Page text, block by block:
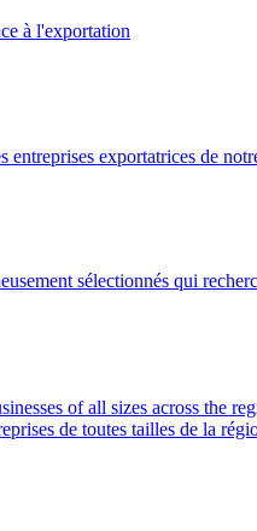
à l'exportation
entreprises exportatrices de
sélectionnés qui
of all sizes across the
de toutes tailles de la